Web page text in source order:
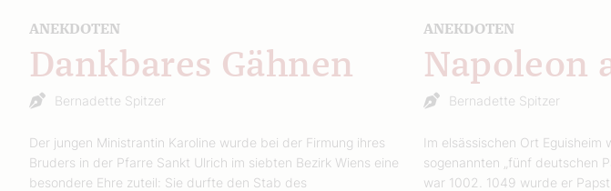
ANEKDOTEN
Dankbares Gähnen
Bernadette Spitzer
Der jungen Ministrantin Karoline wurde bei der Firmung ihres
Bruders in der Pfarre Sankt Ulrich im siebten Bezirk Wiens eine
besondere Ehre zuteil: Sie durfte den Stab des
ANEKDOTEN
Napoleon
Bernadette Spitzer
Im elsässischen Ort
sogenannten „fünf deutschen
war 1002. 1049 wurde er